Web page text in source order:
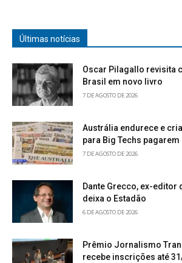
Últimas notícias
Oscar Pilagallo revisita
Brasil em novo livro
7 DE AGOSTO DE 2026
Austrália endurece e
para Big Techs pagarem
7 DE AGOSTO DE 2026
Dante Grecco, ex-editor
deixa o Estadão
6 DE AGOSTO DE 2026
Prêmio Jornalismo
recebe inscrições até